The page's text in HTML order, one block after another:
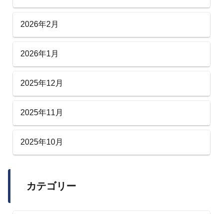
2026年2月
2026年1月
2025年12月
2025年11月
2025年10月
カテゴリー